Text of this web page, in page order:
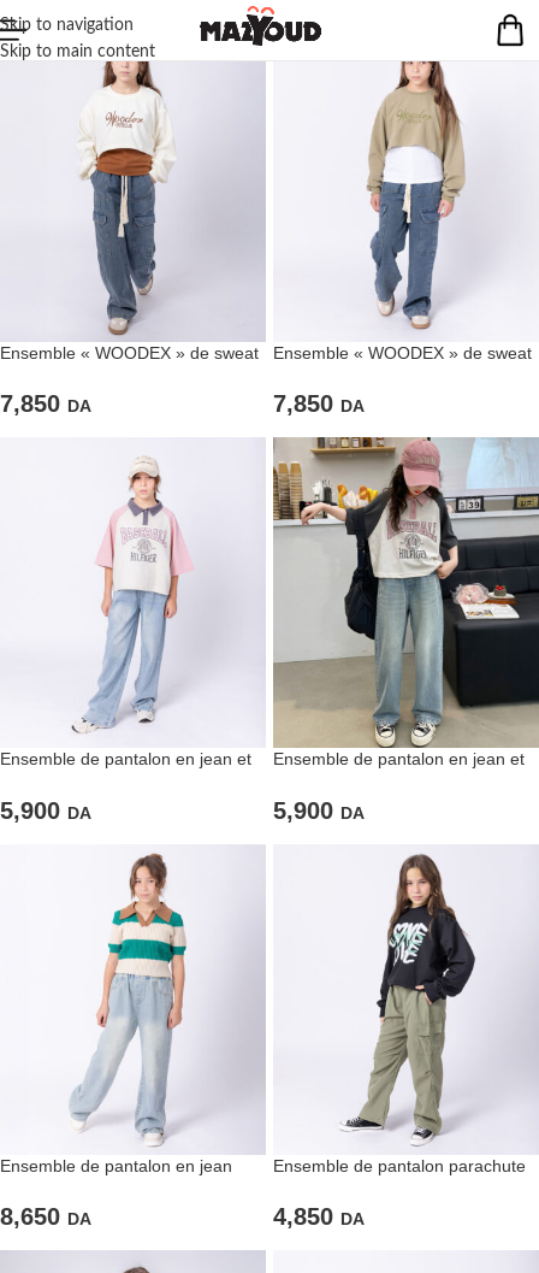
Skip to navigation
Skip to main content
Ensemble « WOODEX » de sweat
7,850 DA
Ensemble « WOODEX » de sweat
7,850 DA
Ensemble de pantalon en jean et
5,900 DA
Ensemble de pantalon en jean et
filles
5,900 DA
Ensemble de pantalon en jean
8,650 DA
Ensemble de pantalon parachute
filles
4,850 DA